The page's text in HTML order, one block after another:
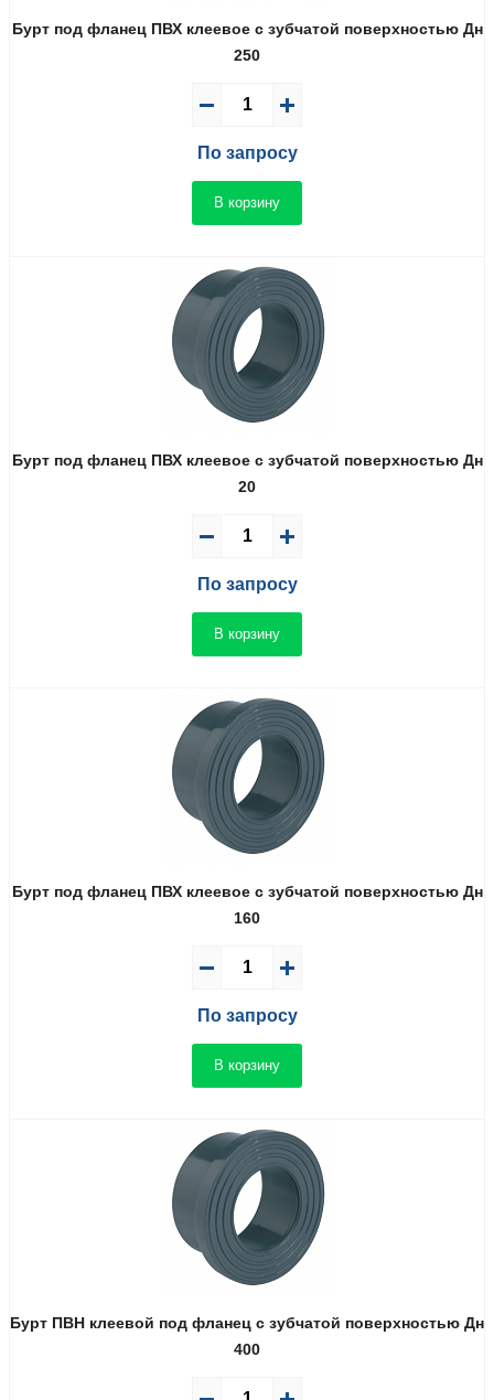
Бурт под фланец ПВХ клеевое с зубчатой поверхностью Дн
250
По запросу
В корзину
Бурт под фланец ПВХ клеевое с зубчатой поверхностью Дн
20
По запросу
В корзину
Бурт под фланец ПВХ клеевое с зубчатой поверхностью Дн
160
По запросу
В корзину
Бурт ПВН клеевой под фланец с зубчатой поверхностью Дн
400